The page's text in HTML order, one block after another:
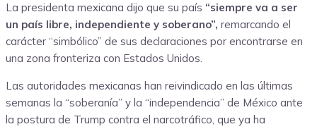
La presidenta mexicana dijo que su país “siempre va a ser
un país libre, independiente y soberano”, remarcando el
carácter “simbólico” de sus declaraciones por encontrarse en
una zona fronteriza con Estados Unidos.
Las autoridades mexicanas han reivindicado en las últimas
semanas la “soberanía” y la “independencia” de México ante
la postura de Trump contra el narcotráfico, que ya ha